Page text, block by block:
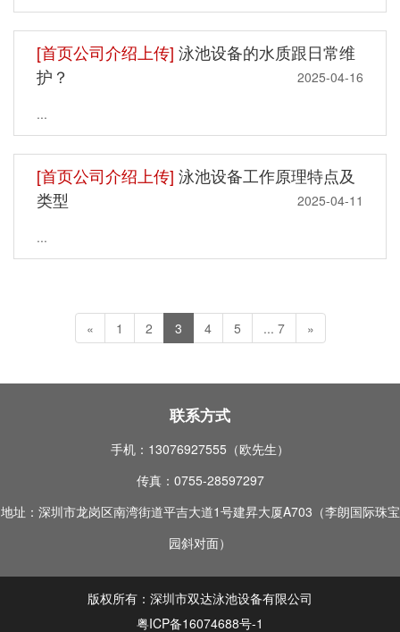
[首页公司介绍上传] 泳池设备的水质跟日常维
护？
2025-04-16
...
[首页公司介绍上传] 泳池设备工作原理特点及
类型
2025-04-11
...
« 1 2 3 4 5 ... 7 »
联系方式
手机：13076927555（欧先生）
传真：0755-28597297
地址：深圳市龙岗区南湾街道平吉大道1号建昇大厦A703（李朗国际珠宝
园斜对面）
版权所有：深圳市双达泳池设备有限公司
粤ICP备16074688号-1